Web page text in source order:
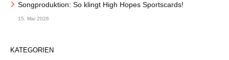
Songproduktion: So klingt High Hopes Sportscards!
15. Mai 2026
KATEGORIEN